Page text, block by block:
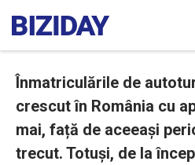
Înmatriculările de
crescut în România cu
mai, față de aceeași
trecut. Totuși, de la